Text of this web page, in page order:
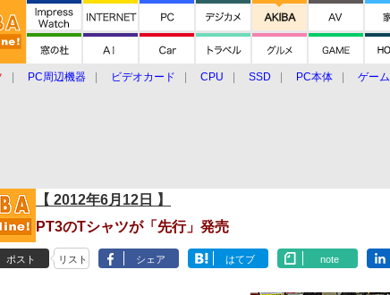
PC周辺機器 ビデオカード CPU SSD PC本体 ゲーム
【 2012年6月12日 】
PT3のTシャツが「先行」発売
ポスト リスト シェア はてブ note